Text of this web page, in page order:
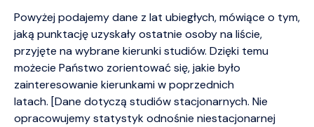
Powyżej podajemy dane z lat ubiegłych, mówiące o tym,
jaką punktację uzyskały ostatnie osoby na liście,
przyjęte na wybrane kierunki studiów. Dzięki temu
możecie Państwo zorientować się, jakie było
zainteresowanie kierunkami w poprzednich
latach. [Dane dotyczą studiów stacjonarnych. Nie
opracowujemy statystyk odnośnie niestacjonarnej